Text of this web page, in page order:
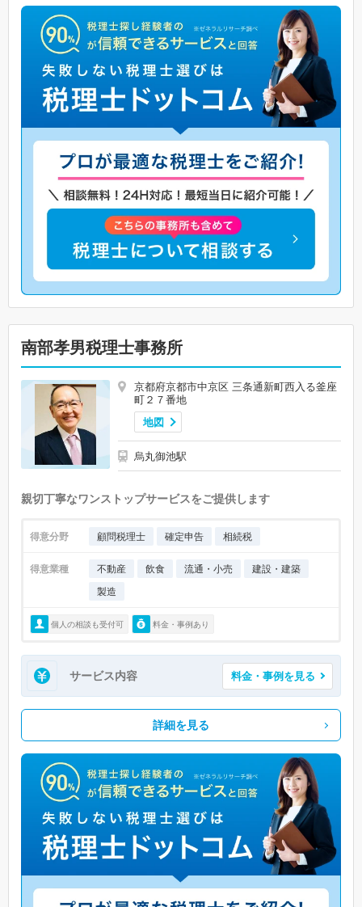
南部孝男税理士事務所
京都府京都市中京区 三条通新町西入る釜座
町２７番地
地図
烏丸御池駅
親切丁寧なワンストップサービスをご提供します
得意分野 顧問税理士 確定申告 相続税
得意業種 不動産 飲食 流通・小売
建設・建築
製造
個人の相談も受付可 料金・事例あり
サービス内容 料金・事例を見る
詳細を見る